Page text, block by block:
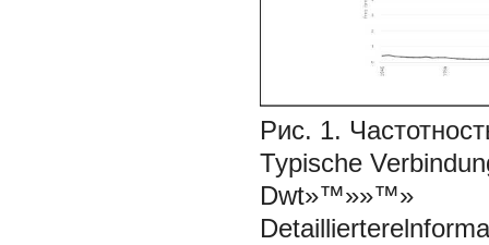
Рис. 1.
Typische
Dwt»™»»™»